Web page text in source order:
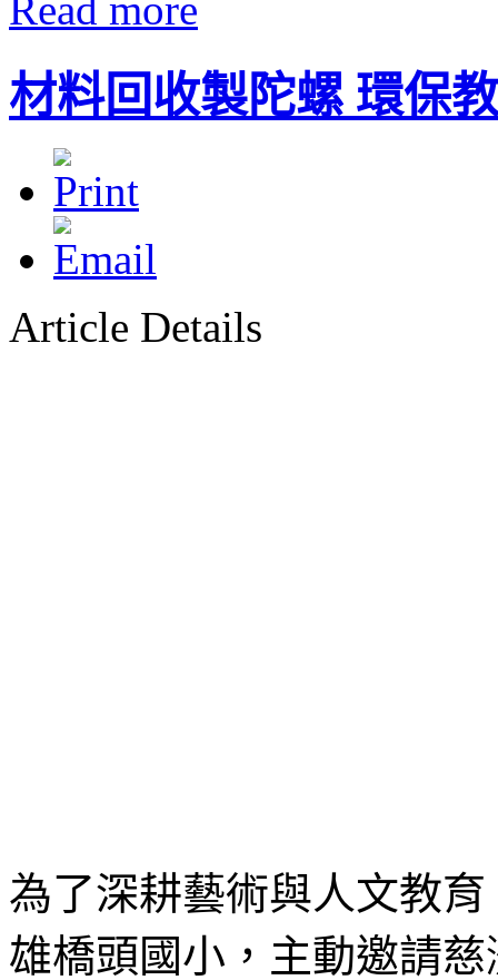
Read more
材料回收製陀螺 環保
Article Details
為了深耕藝術與人文教
雄橋頭國小，主動邀請